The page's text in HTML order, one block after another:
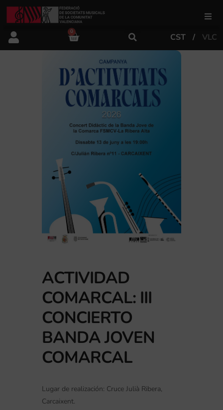
FSMCV
Áreas de gestión
Área educativa
Actualidad
0
CST VLC
ACTIVIDAD
COMARCAL: III
CONCIERTO
BANDA JOVEN
COMARCAL
Lugar de realización: Cruce Julià Ribera,
Carcaixent.